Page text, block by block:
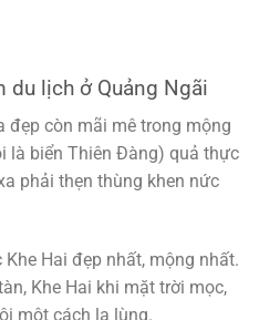
du lịch ở Quảng Ngãi
còn mãi mê trong mộng
là biển Thiên Đàng) quả thực
phải thẹn thùng khen nức
Hai đẹp nhất, mộng nhất.
Khe Hai khi mặt trời mọc,
một cách lạ lùng.